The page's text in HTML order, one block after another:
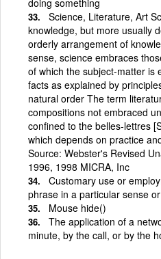
Science, Literature, Art
knowledge, but more usually
orderly arrangement of
sense, science embraces
of which the subject-matter is
facts as explained by
natural order The term
compositions not embraced
confined to the belles-lettres
which depends on practice
Source: Webster's Revised
1996, 1998 MICRA, Inc
Customary use or
phrase in a particular sense
Mouse hide()
The application of a
minute, by the call, or by the